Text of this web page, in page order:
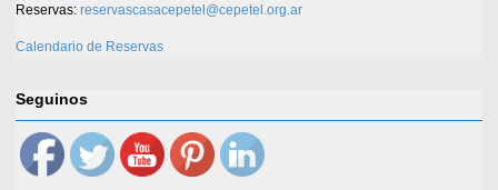
Reservas: reservascasacepetel@cepetel.org.ar
Calendario de Reservas
Seguinos